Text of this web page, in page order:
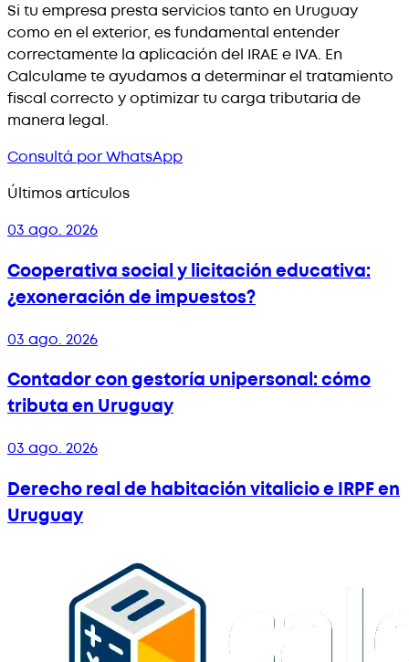
Si tu empresa presta servicios tanto en Uruguay
como en el exterior, es fundamental entender
correctamente la aplicación del IRAE e IVA. En
Calculame te ayudamos a determinar el tratamiento
fiscal correcto y optimizar tu carga tributaria de
manera legal.
Consultá por WhatsApp
Últimos artículos
03 ago. 2026
Cooperativa social y licitación educativa:
¿exoneración de impuestos?
03 ago. 2026
Contador con gestoría unipersonal: cómo
tributa en Uruguay
03 ago. 2026
Derecho real de habitación vitalicio e IRPF en
Uruguay